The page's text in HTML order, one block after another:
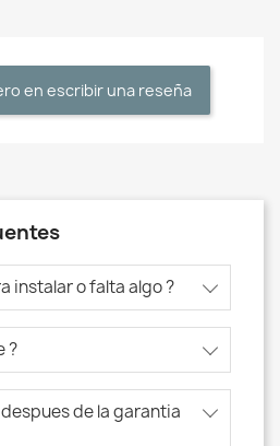
en escribir una reseña
instalar o falta algo ?
?
de la garantia